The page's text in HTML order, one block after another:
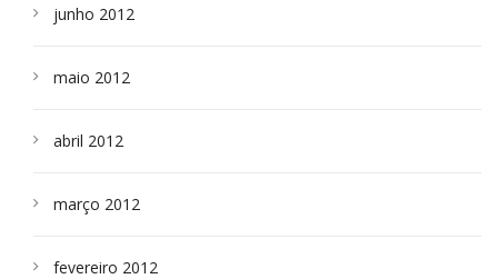
junho 2012
maio 2012
abril 2012
março 2012
fevereiro 2012